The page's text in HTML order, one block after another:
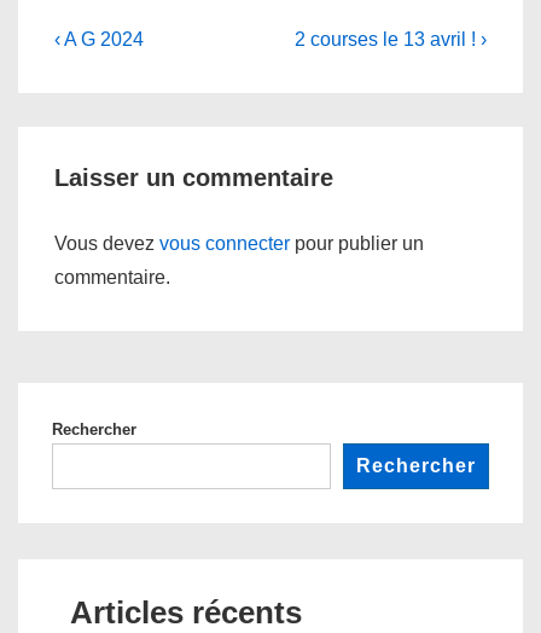
Navigation
Previous
‹ A G 2024
Next
2 courses le 13 avril ! ›
Laisser un commentaire
Vous devez vous connecter pour publier un
commentaire.
Rechercher
Rechercher
Articles récents